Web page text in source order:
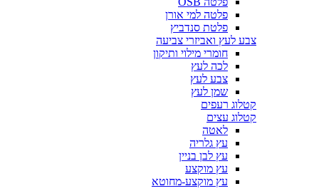
פלטה למי אורן
פלטת סנדביץ
צבע לעץ ואביזרי צביעה
חומרי מילוי ותיקון
לכה לעץ
צבע לעץ
שמן לעץ
קטלוג רעפים
קטלוג עצים
לאטה
עץ גלריה
עץ לבן בניין
עץ מוקצע
עץ מוקצע-מחוטא